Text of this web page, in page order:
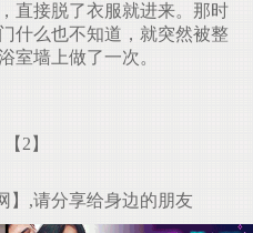
直接脱了衣服就进来。那时
什么也不知道，就突然被整
室墙上做了一次。
【2】
】,请分享给身边的朋友